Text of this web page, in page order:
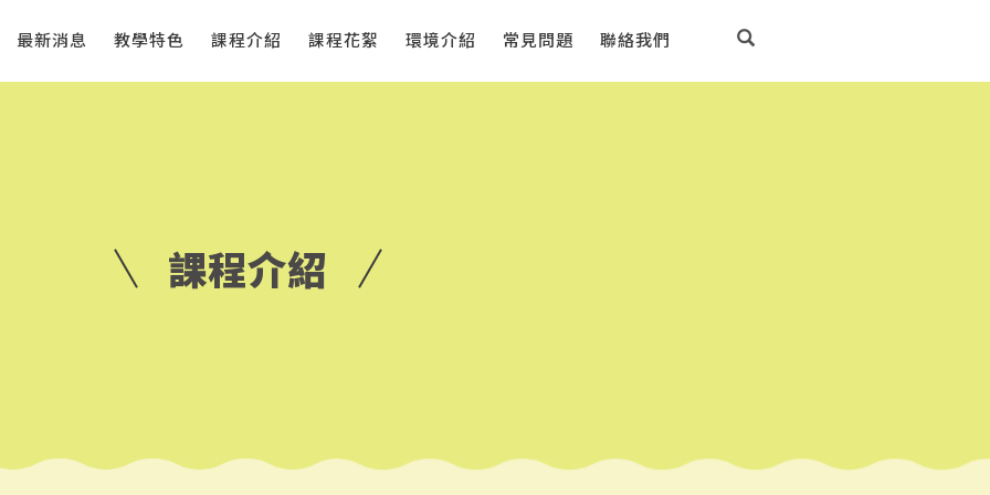
最新消息 教學特色 課程介紹 課程花絮 環境介紹 常見問題 聯絡我們
課程介紹